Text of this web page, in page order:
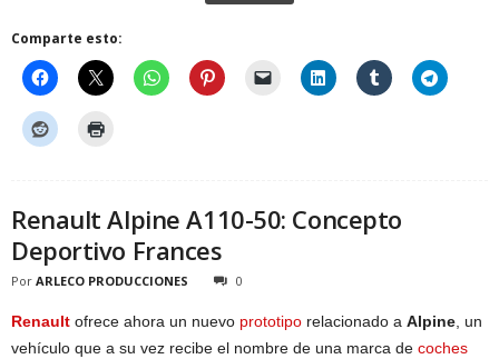
Comparte esto:
Renault Alpine A110-50: Concepto
Deportivo Frances
Por ARLECO PRODUCCIONES 0
Renault ofrece ahora un nuevo prototipo relacionado a Alpine, un
vehículo que a su vez recibe el nombre de una marca de coches